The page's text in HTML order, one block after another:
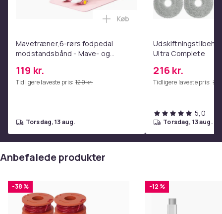
Mavetræner,6-rørs fodpedal
modstandsbånd - Mave- og
hjemmetræningscenter Pink
119 kr.
Tidligere laveste pris: 129 kr.
Læg Mavetræner,6-rørs
Køb
torsdag, 13 aug.
Ultra Complete
216 kr.
Tidligere laveste pris:
5,0
torsdag, 13 aug.
Anbefalede produkter
-38 % -12 %